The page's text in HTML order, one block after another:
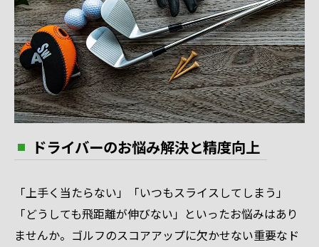
ドライバーのお悩み解決と精度向上
「上手く当たらない」「いつもスライスしてしまう」
「どうしても飛距離が伸びない」といったお悩みはあり
ませんか。ゴルフのスコアアップに欠かせない重要なド